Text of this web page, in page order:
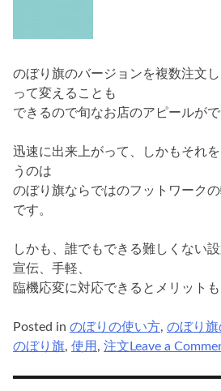
のぼり旗のバージョンを複数注文
って変えることも
できるので旬なお店のアピールがで
迅速に出来上がって、しかもそれ
うのは
のぼり旗ならではのフットワーク
です。
しかも、誰でもできる難しくない
宣伝、手軽、
臨機応変に対応できるとメリットも
Posted in のぼりの使い方, のぼり
のぼり旗, 使用 , 注文 Leave a